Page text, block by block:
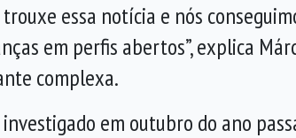
essa notícia e nós
em perfis abertos”, explica
complexa.
investigado em outubro do ano